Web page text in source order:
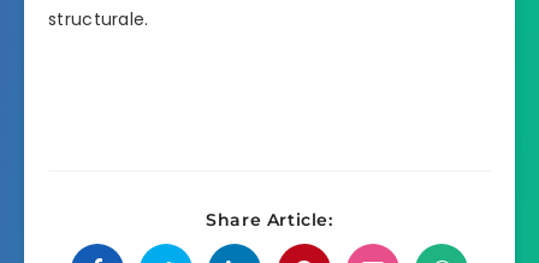
structurale.
Share Article: